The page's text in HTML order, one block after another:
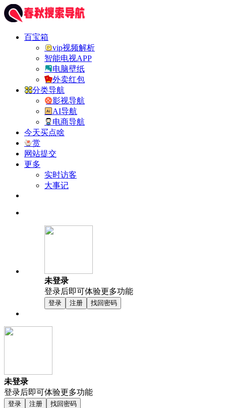
百宝箱
vip视频解析
智能电视APP
电脑壁纸
外卖红包
分类导航
影视导航
AI导航
电商导航
今天买点啥
赏
网站提交
更多
实时访客
大事记
未登录
登录后即可体验更多功能
登录 注册 找回密码
未登录
登录后即可体验更多功能
登录 注册 找回密码